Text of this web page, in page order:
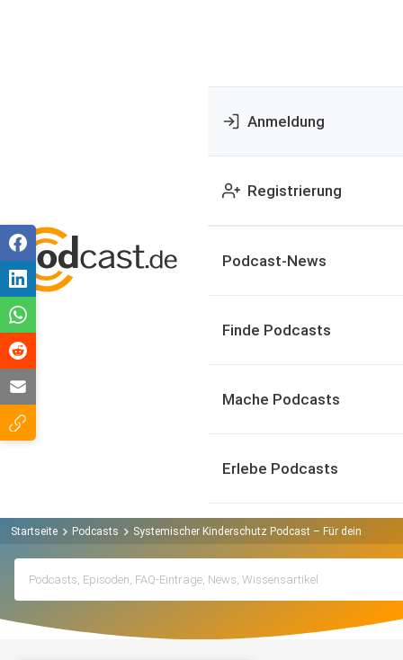
Anmeldung
Registrierung
Podcast-News
Finde Podcasts
Mache Podcasts
Erlebe Podcasts
Startseite Podcasts Systemischer Kinderschutz Podcast – Für deine